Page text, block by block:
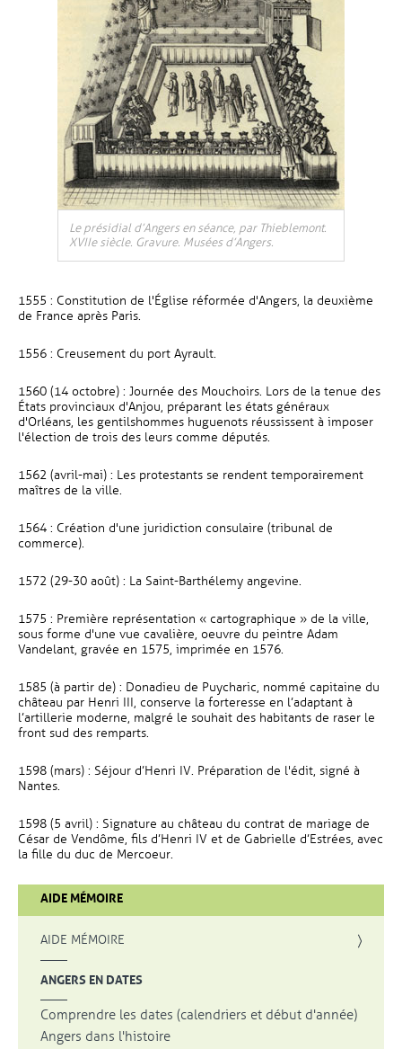
Le présidial d’Angers en séance, par Thieblemont.
XVIIe siècle. Gravure. Musées d’Angers.
1555 : Constitution de l'Église réformée d'Angers, la deuxième
de France après Paris.
1556 : Creusement du port Ayrault.
1560 (14 octobre) : Journée des Mouchoirs. Lors de la tenue des
États provinciaux d'Anjou, préparant les états généraux
d'Orléans, les gentilshommes huguenots réussissent à imposer
l'élection de trois des leurs comme députés.
1562 (avril-mai) : Les protestants se rendent temporairement
maîtres de la ville.
1564 : Création d'une juridiction consulaire (tribunal de
commerce).
1572 (29-30 août) : La Saint-Barthélemy angevine.
1575 : Première représentation « cartographique » de la ville,
sous forme d'une vue cavalière, oeuvre du peintre Adam
Vandelant, gravée en 1575, imprimée en 1576.
1585 (à partir de) : Donadieu de Puycharic, nommé capitaine du
château par Henri III, conserve la forteresse en l’adaptant à
l’artillerie moderne, malgré le souhait des habitants de raser le
front sud des remparts.
1598 (mars) : Séjour d’Henri IV. Préparation de l'édit, signé à
Nantes.
1598 (5 avril) : Signature au château du contrat de mariage de
César de Vendôme, fils d’Henri IV et de Gabrielle d’Estrées, avec
la fille du duc de Mercoeur.
AIDE MÉMOIRE
AIDE MÉMOIRE
ANGERS EN DATES
Comprendre les dates (calendriers et début d'année)
Angers dans l'histoire